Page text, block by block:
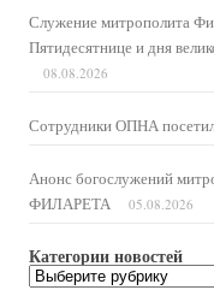
Служение митрополита
Пятидесятнице и дня
08.08.2026
Сотрудники ОПНА
Анонс богослужений
ФИЛАРЕТА
05.08.2026
Категории новостей
Категории